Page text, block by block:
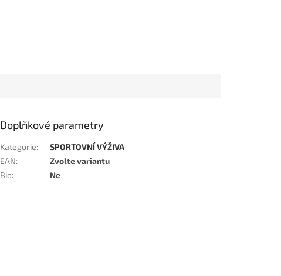
Doplňkové parametry
Kategorie:
SPORTOVNÍ VÝŽIVA
EAN:
Zvolte variantu
Bio: Ne